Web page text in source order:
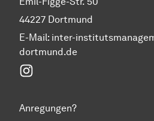
44227 Dortmund
E-Mail: inter-
dortmund.de
Anregungen?